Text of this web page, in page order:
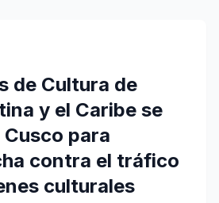
de Cultura de
y el Caribe se
para
contra el tráfico
culturales